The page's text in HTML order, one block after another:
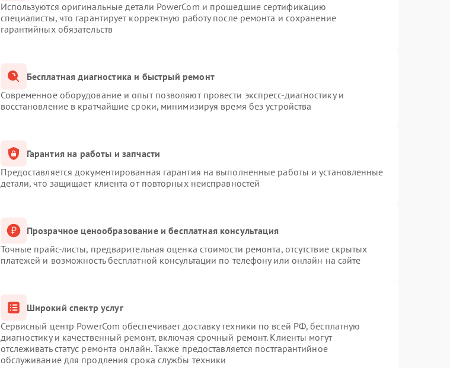
Используются оригинальные детали PowerCom и прошедшие сертификацию
специалисты, что гарантирует корректную работу после ремонта и сохранение
гарантийных обязательств
Бесплатная диагностика и быстрый ремонт
Современное оборудование и опыт позволяют провести экспресс-диагностику и
восстановление в кратчайшие сроки, минимизируя время без устройства
Гарантия на работы и запчасти
Предоставляется документированная гарантия на выполненные работы и установленные
детали, что защищает клиента от повторных неисправностей
Прозрачное ценообразование и бесплатная консультация
Точные прайс-листы, предварительная оценка стоимости ремонта, отсутствие скрытых
платежей и возможность бесплатной консультации по телефону или онлайн на сайте
Широкий спектр услуг
Сервисный центр PowerCom обеспечивает доставку техники по всей РФ, бесплатную
диагностику и качественный ремонт, включая срочный ремонт. Клиенты могут
отслеживать статус ремонта онлайн. Также предоставляется постгарантийное
обслуживание для продления срока службы техники